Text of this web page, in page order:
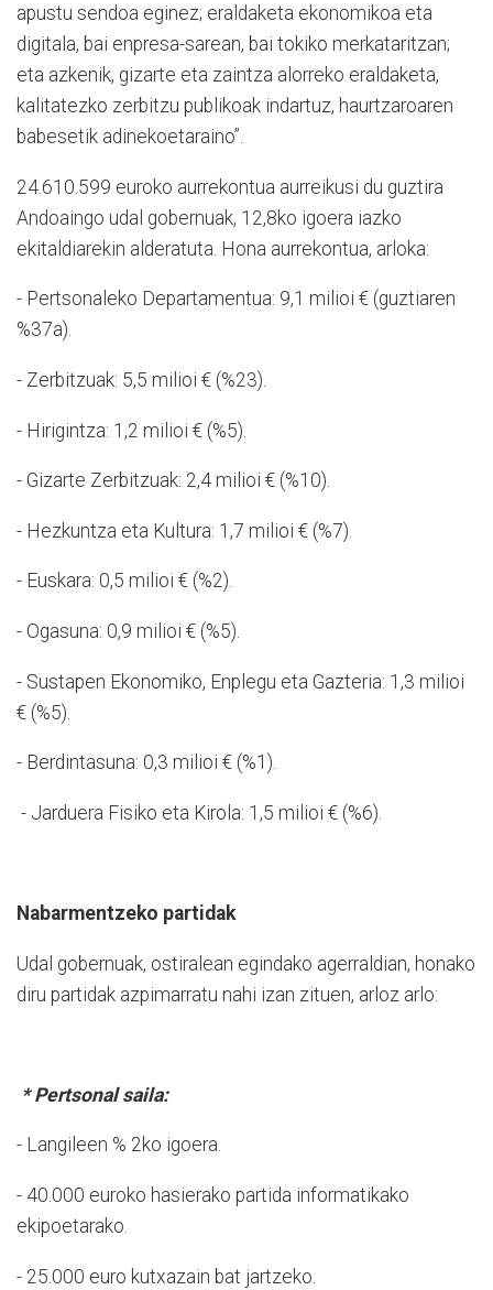
apustu sendoa eginez; eraldaketa ekonomikoa eta
digitala, bai enpresa-sarean, bai tokiko merkataritzan;
eta azkenik, gizarte eta zaintza alorreko eraldaketa,
kalitatezko zerbitzu publikoak indartuz, haurtzaroaren
babesetik adinekoetaraino”.
24.610.599 euroko aurrekontua aurreikusi du guztira
Andoaingo udal gobernuak, 12,8ko igoera iazko
ekitaldiarekin alderatuta. Hona aurrekontua, arloka:
- Pertsonaleko Departamentua: 9,1 milioi € (guztiaren
%37a).
- Zerbitzuak: 5,5 milioi € (%23).
- Hirigintza: 1,2 milioi € (%5).
- Gizarte Zerbitzuak: 2,4 milioi € (%10).
- Hezkuntza eta Kultura: 1,7 milioi € (%7).
- Euskara: 0,5 milioi € (%2).
- Ogasuna: 0,9 milioi € (%5).
- Sustapen Ekonomiko, Enplegu eta Gazteria: 1,3 milioi
€ (%5).
- Berdintasuna: 0,3 milioi € (%1).
- Jarduera Fisiko eta Kirola: 1,5 milioi € (%6).
Nabarmentzeko partidak
Udal gobernuak, ostiralean egindako agerraldian, honako
diru partidak azpimarratu nahi izan zituen, arloz arlo:
* Pertsonal saila:
- Langileen % 2ko igoera.
- 40.000 euroko hasierako partida informatikako
ekipoetarako.
- 25.000 euro kutxazain bat jartzeko.